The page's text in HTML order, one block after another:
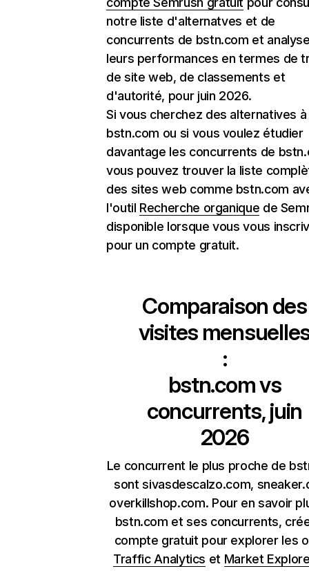
notre liste d'alternatves et de
concurrents de bstn.com et
leurs performances en termes de
de site web, de classements et
d'autorité, pour juin 2026.
Si vous cherchez des alternatives à
bstn.com ou si vous voulez étudier
davantage les concurrents de
vous pouvez trouver la liste
des sites web comme bstn.com
l'outil Recherche organique de
disponible lorsque vous vous
pour un compte gratuit.
Comparaison des
visites
:
bstn.comvs
concurrents, juin
2026
Le concurrent le plus proche de
sont sivasdescalzo.com,
overkillshop.com. Pour en savoir
bstn.com et ses concurrents,
compte gratuit pour explorer les
Traffic Analytics et Market